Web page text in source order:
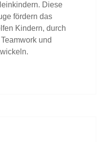
Diese
fördern das
Kindern, durch
und